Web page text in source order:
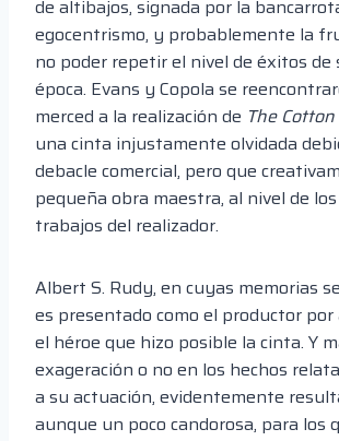
de altibajos, signada por la
egocentrismo, y probablemente la
no poder repetir el nivel de éxitos de
época. Evans y Copola se
merced a la realización de The
una cinta injustamente olvidada
debacle comercial, pero que
pequeña obra maestra, al nivel de
trabajos del realizador.
Albert S. Rudy, en cuyas memorias
es presentado como el productor
el héroe que hizo posible la cinta. Y
exageración o no en los hechos
a su actuación, evidentemente
aunque un poco candorosa, para los